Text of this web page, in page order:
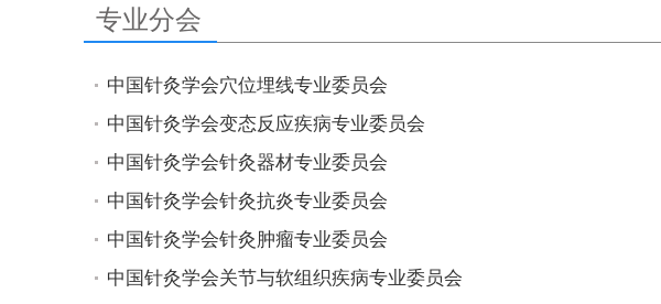
专业分会
中国针灸学会穴位埋线专业委员会
中国针灸学会变态反应疾病专业委员会
中国针灸学会针灸器材专业委员会
中国针灸学会针灸抗炎专业委员会
中国针灸学会针灸肿瘤专业委员会
中国针灸学会关节与软组织疾病专业委员会